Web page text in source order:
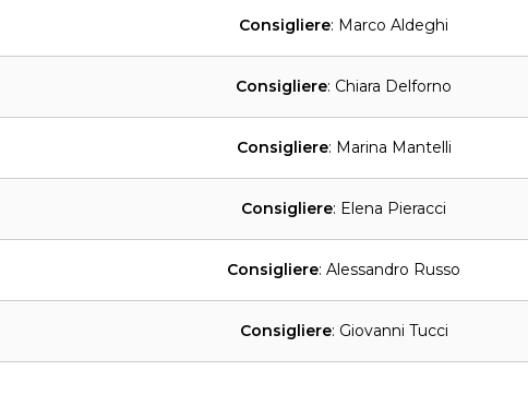
Consigliere: Marco Aldeghi
Consigliere: Chiara Delforno
Consigliere: Marina Mantelli
Consigliere: Elena Pieracci
Consigliere: Alessandro Russo
Consigliere: Giovanni Tucci